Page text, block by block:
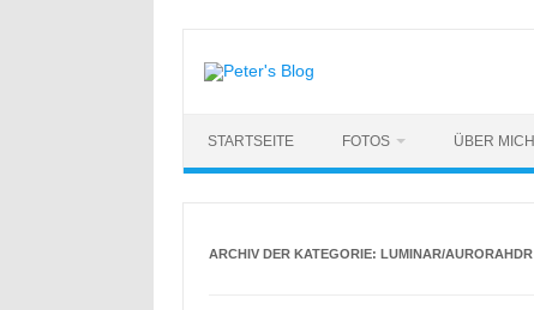
springen
STARTSEITE FOTOS ÜBER MICH
ARCHIV DER KATEGORIE: LUMINAR/AURORAHDR